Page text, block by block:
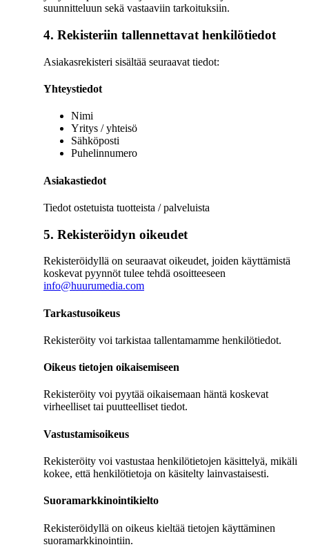
suunnitteluun sekä vastaaviin tarkoituksiin.
4. Rekisteriin tallennettavat henkilötiedot
Asiakasrekisteri sisältää seuraavat tiedot:
Yhteystiedot
Nimi
Yritys / yhteisö
Sähköposti
Puhelinnumero
Asiakastiedot
Tiedot ostetuista tuotteista / palveluista
5. Rekisteröidyn oikeudet
Rekisteröidyllä on seuraavat oikeudet, joiden käyttämistä
koskevat pyynnöt tulee tehdä osoitteeseen
info@huurumedia.com
Tarkastusoikeus
Rekisteröity voi tarkistaa tallentamamme henkilötiedot.
Oikeus tietojen oikaisemiseen
Rekisteröity voi pyytää oikaisemaan häntä koskevat
virheelliset tai puutteelliset tiedot.
Vastustamisoikeus
Rekisteröity voi vastustaa henkilötietojen käsittelyä, mikäli
kokee, että henkilötietoja on käsitelty lainvastaisesti.
Suoramarkkinointikielto
Rekisteröidyllä on oikeus kieltää tietojen käyttäminen
suoramarkkinointiin.